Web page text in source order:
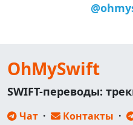
OhMySwift
SWIFT-переводы:
Чат · Контакты ·